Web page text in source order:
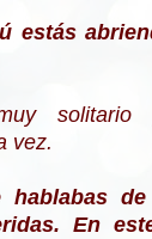
estás
solitario
vez.
hablabas
En